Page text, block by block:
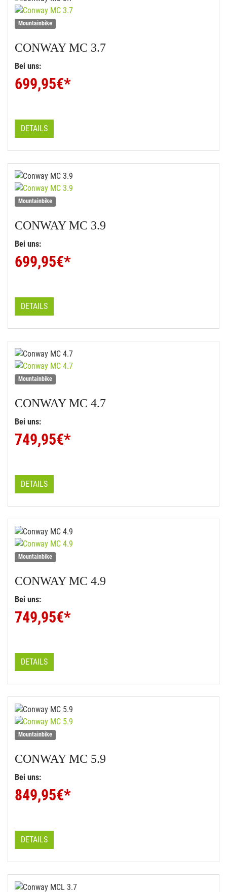
Mountainbike
CONWAYMC 3.7
Bei uns:
699,95€*
DETAILS
Mountainbike
CONWAYMC 3.9
Bei uns:
699,95€*
DETAILS
Mountainbike
CONWAYMC 4.7
Bei uns:
749,95€*
DETAILS
Mountainbike
CONWAYMC 4.9
Bei uns:
749,95€*
DETAILS
Mountainbike
CONWAYMC 5.9
Bei uns:
849,95€*
DETAILS